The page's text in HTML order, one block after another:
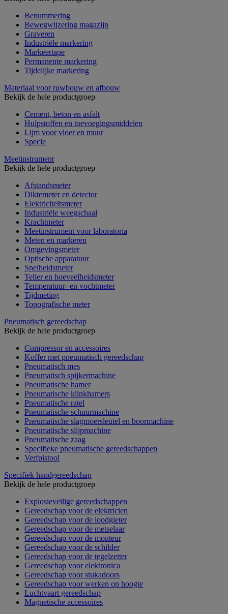
Benummering
Bewegwijzering magazijn
Graveren
Industriële markering
Markeertape
Permanente markering
Tijdelijke markering
Materiaal voor ruwbouw en afbouw
Bekijk de hele productgroep
Cement, beton en asfalt
Hulpstoffen en toevoegingsmiddelen
Lijm voor vloer en muur
Specie
Meetinstrument
Bekijk de hele productgroep
Afstandsmeter
Diktemeter en detector
Elektriciteitsmeter
Industriële weegschaal
Krachtmeter
Meetinstrument voor laboratoria
Meten en markeren
Omgevingsmeter
Optische apparatuur
Snelheidsmeter
Teller en hoeveelheidsmeter
Temperatuur- en vochtmeter
Tijdmeting
Topografische meter
Pneumatisch gereedschap
Bekijk de hele productgroep
Compressor en accessoires
Koffer met pneumatisch gereedschap
Pneumatisch mes
Pneumatisch spijkermachine
Pneumatische hamer
Pneumatische klinkhamers
Pneumatische ratel
Pneumatische schuurmachine
Pneumatische slagmoersleutel en boormachine
Pneumatische slijpmachine
Pneumatische zaag
Specifieke pneumatische gereedschappen
Verfpistool
Specifiek handgereedschap
Bekijk de hele productgroep
Explosieveilige gereedschappen
Gereedschap voor de elektricien
Gereedschap voor de loodgieter
Gereedschap voor de metselaar
Gereedschap voor de monteur
Gereedschap voor de schilder
Gereedschap voor de tegelzetter
Gereedschap voor elektronica
Gereedschap voor stukadoors
Gereedschap voor werken op hoogte
Luchtvaart gereedschap
Magnetische accessoires